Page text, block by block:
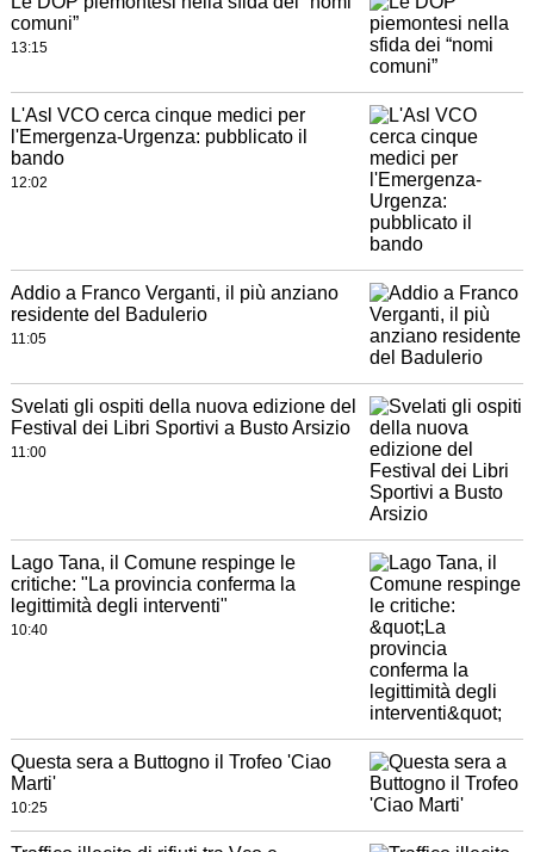
comuni”
13:15
L'Asl VCO cerca cinque medici per
l'Emergenza-Urgenza: pubblicato il
bando
12:02
Addio a Franco Verganti, il più anziano
residente del Badulerio
11:05
Svelati gli ospiti della nuova edizione del
Festival dei Libri Sportivi a Busto Arsizio
11:00
Lago Tana, il Comune respinge le
critiche: "La provincia conferma la
legittimità degli interventi"
10:40
Questa sera a Buttogno il Trofeo 'Ciao
Marti'
10:25